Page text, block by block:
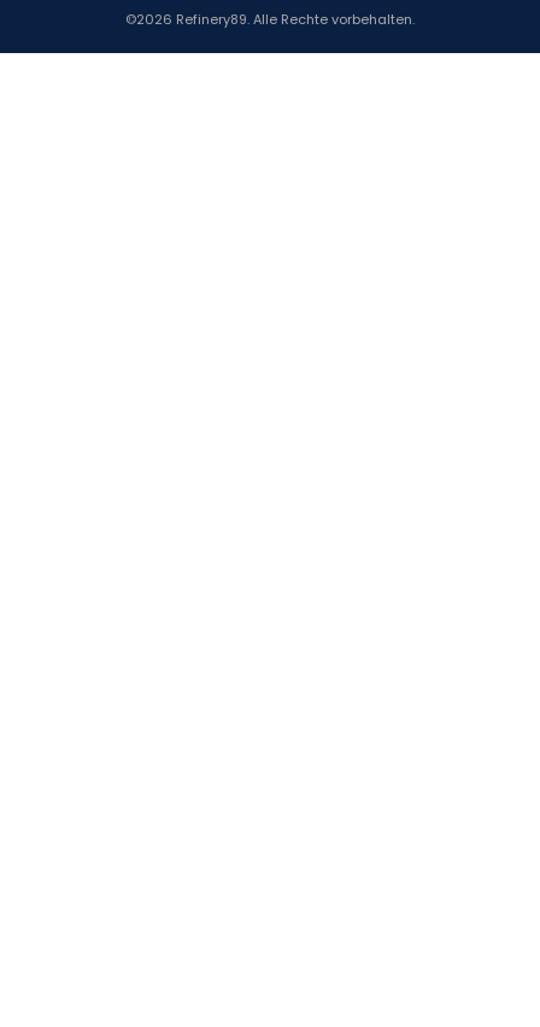
©2026 Refinery89. Alle Rechte vorbehalten.